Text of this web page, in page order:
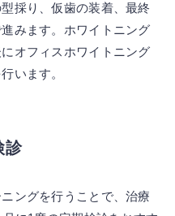
採り、仮歯の装着、最終
みます。ホワイトニング
オフィスホワイトニング
います。
診
ングを行うことで、治療